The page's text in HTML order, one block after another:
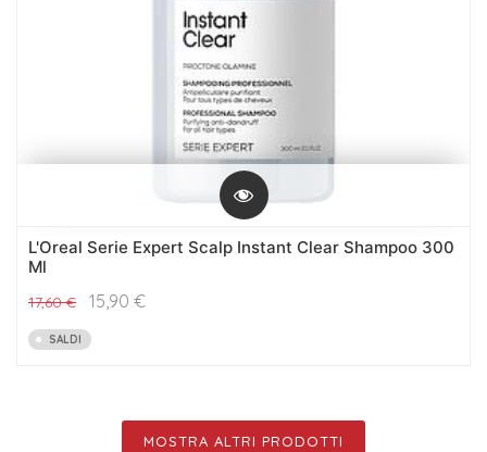
L'Oreal Serie Expert Scalp Instant Clear Shampoo 300
Ml
17,60€ 15,90 €
SALDI
MOSTRA ALTRI PRODOTTI